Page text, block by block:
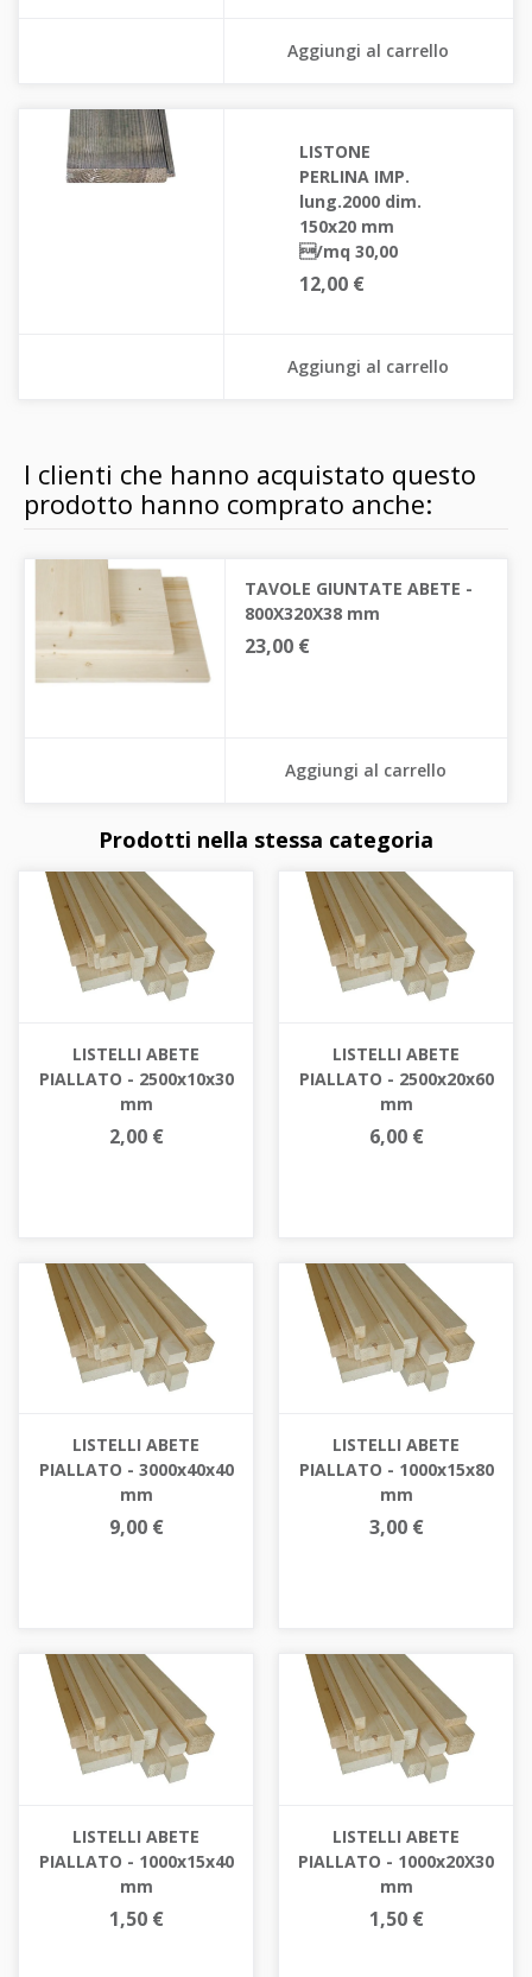
Aggiungi al carrello
LISTONE
PERLINA IMP.
lung.2000 dim.
150x20 mm
/mq 30,00
12,00 €
Aggiungi al carrello
I clienti che hanno acquistato questo
prodotto hanno comprato anche:
TAVOLE GIUNTATE ABETE -
800X320X38 mm
23,00 €
Aggiungi al carrello
Prodotti nella stessa categoria
LISTELLI ABETE
PIALLATO - 2500x10x30
mm
2,00 €
LISTELLI ABETE
PIALLATO - 2500x20x60
mm
6,00 €
LISTELLI ABETE
PIALLATO - 3000x40x40
mm
9,00 €
LISTELLI ABETE
PIALLATO - 1000x15x80
mm
3,00 €
LISTELLI ABETE
PIALLATO - 1000x15x40
mm
1,50 €
LISTELLI ABETE
PIALLATO - 1000x20X30
mm
1,50 €